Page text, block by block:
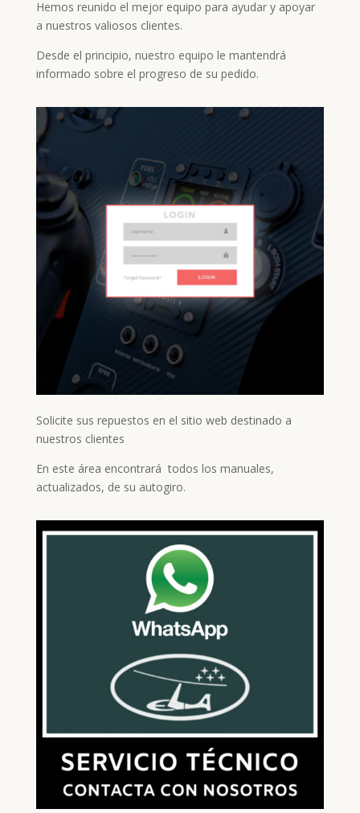
Hemos reunido el mejor equipo para ayudar y apoyar
a nuestros valiosos clientes.
Desde el principio, nuestro equipo le mantendrá
informado sobre el progreso de su pedido.
Solicite sus repuestos en el sitio web destinado a
nuestros clientes
En este área encontrará todos los manuales,
actualizados, de su autogiro.